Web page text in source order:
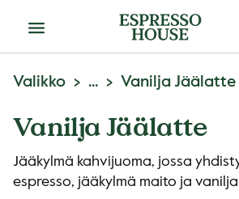
Menu
Valikko ... Vanilja Jäälatte
Vanilja Jäälatte
Jääkylmä kahvijuoma, jossa
espresso, jääkylmä maito ja